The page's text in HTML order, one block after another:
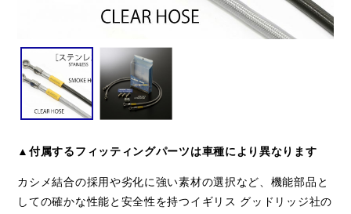
▲付属するフィッティングパーツは車種により異なります
カシメ結合の採用や劣化に強い素材の選択など、機能部品と
しての確かな性能と安全性を持つイギリス グッドリッジ社の